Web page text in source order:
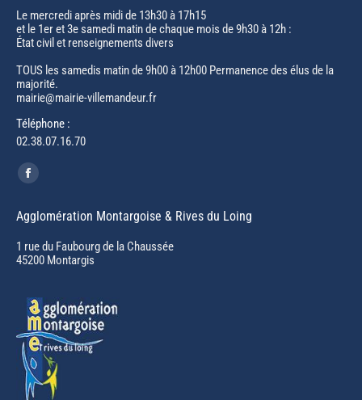
Le mercredi après midi de 13h30 à 17h15
et le 1er et 3e samedi matin de chaque mois de 9h30 à 12h :
État civil et renseignements divers
TOUS les samedis matin de 9h00 à 12h00 Permanence des élus de la
majorité.
mairie@mairie-villemandeur.fr
Téléphone :
02.38.07.16.70
Trouvez nous sur :
Facebook
opens
in
new
Agglomération Montargoise & Rives du Loing
1 rue du Faubourg de la Chaussée
45200 Montargis